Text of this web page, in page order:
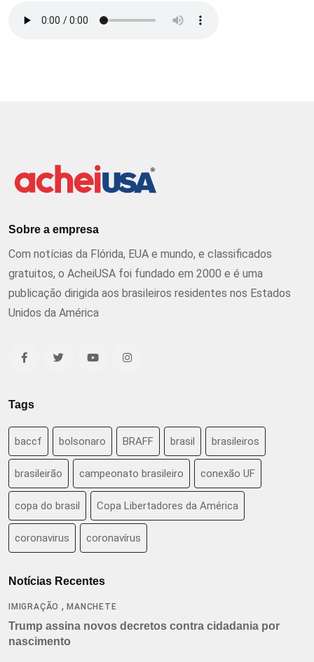
Sobre a empresa
Com notícias da Flórida, EUA e mundo, e classificados
gratuitos, o AcheiUSA foi fundado em 2000 e é uma
publicação dirigida aos brasileiros residentes nos Estados
Unidos da América
Tags
baccf bolsonaro BRAFF brasil brasileiros
brasileirão campeonato brasileiro conexão UF
copa do brasil Copa Libertadores da América
coronavirus coronavírus
Notícias Recentes
IMIGRAÇÃO ,MANCHETE
Trump assina novos decretos contra cidadania por
nascimento